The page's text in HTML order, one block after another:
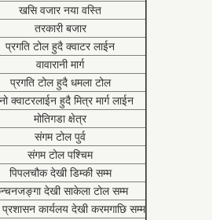
खसि वजार नया वस्ति
तरकारी बजार
प्रगति टोल हुदै क्वाटर लाईन
वावारानी मार्ग
प्रगति टोल हुदै धमला टोल
क्वाटरलाईन हुदै मित्र मार्ग लाईन
मोतिगडा क्षेत्र
संगम टोल पुर्व
संगम टोल पश्चिम
पिपलचौक देखी डिम्की सम्म
देखी साकेला टोल सम्म
प्रशासन कार्यलय देखी करमगाछि सम्म